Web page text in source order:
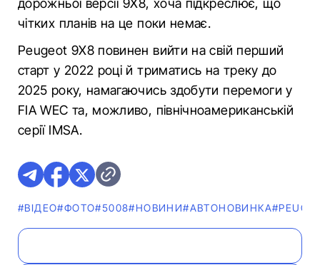
дорожньої версії 9X8, хоча підкреслює, що
чітких планів на це поки немає.
Peugeot 9X8 повинен вийти на свій перший
старт у 2022 році й триматись на треку до
2025 року, намагаючись здобути перемоги у
FIA WEC та, можливо, північноамериканській
серії IMSA.
#ВІДЕО#ФОТО#5008#НОВИНИ#АВТОНОВИНКА